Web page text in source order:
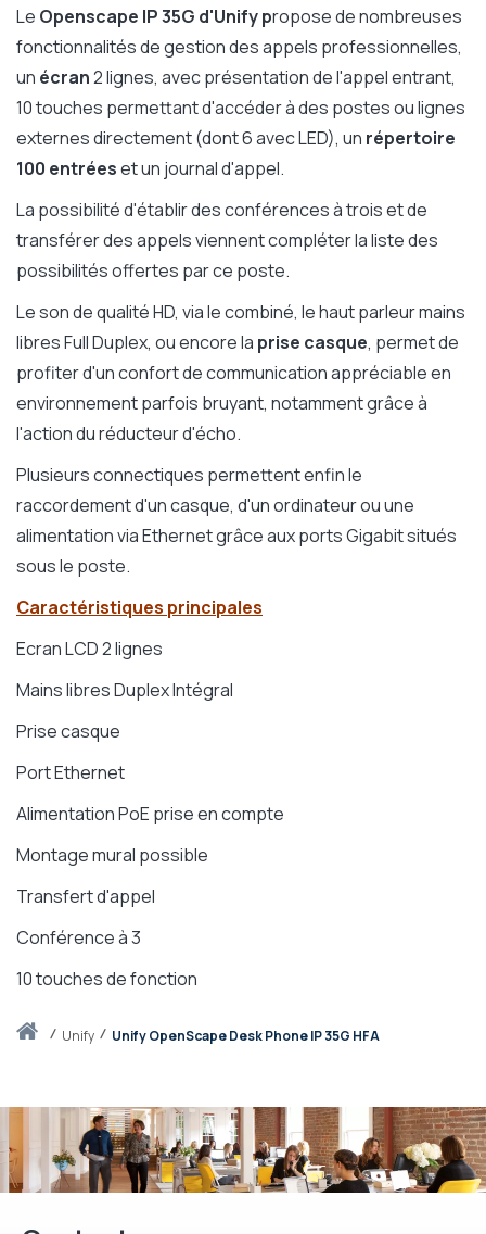
Accueilunify Unify OpenScape Desk Phone IP 35G HFA
Le Openscape IP 35G d'Unify propose de nombreuses
fonctionnalités de gestion des appels professionnelles,
un écran2 lignes, avec présentation de l'appel entrant,
10 touches permettant d'accéder à des postes ou lignes
externes directement (dont 6 avec LED), un répertoire
100 entréeset un journal d'appel.
La possibilité d'établir des conférences à trois et de
transférer des appels viennent compléter la liste des
possibilités offertes par ce poste.
Le son de qualité HD, via le combiné, le haut parleur mains
libres Full Duplex, ou encore la prise casque, permet de
profiter d'un confort de communication appréciable en
environnement parfois bruyant, notamment grâce à
l'action du réducteur d'écho.
Plusieurs connectiques permettent enfin le
raccordement d'un casque, d'un ordinateur ou une
alimentation via Ethernet grâce aux ports Gigabit situés
sous le poste.
Caractéristiques principales
Ecran LCD 2 lignes
Mains libres Duplex Intégral
Prise casque
Port Ethernet
Alimentation PoE prise en compte
Montage mural possible
Transfert d'appel
Conférence à 3
10 touches de fonction